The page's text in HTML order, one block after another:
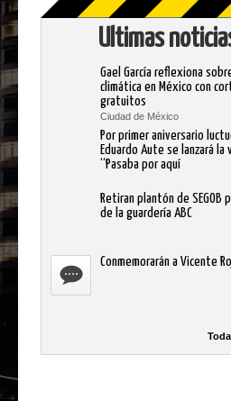
Ultimas
Gael García reflexiona
climática en México con
gratuitos
Ciudad de México
Por primer aniversario
Eduardo Aute se lanzará la
“Pasaba por aquí
Retiran plantón de SEGOB
de la guardería ABC
Conmemorarán a Vicente